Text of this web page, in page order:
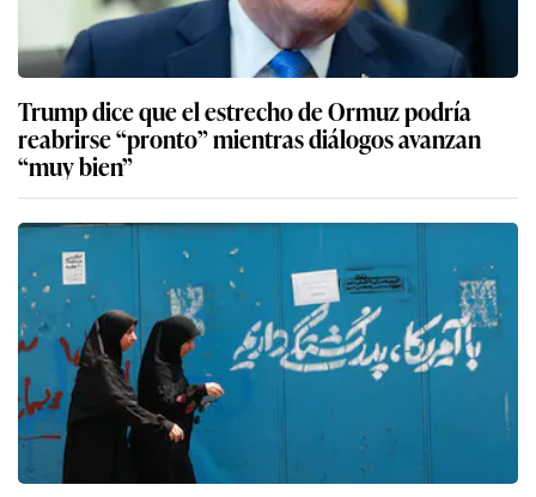
Trump dice que el estrecho de Ormuz podría
reabrirse “pronto” mientras diálogos avanzan
“muy bien”